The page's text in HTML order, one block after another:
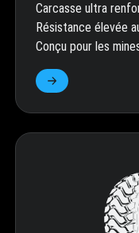
Carcasse ultra
Résistance élevée
Conçu pour les